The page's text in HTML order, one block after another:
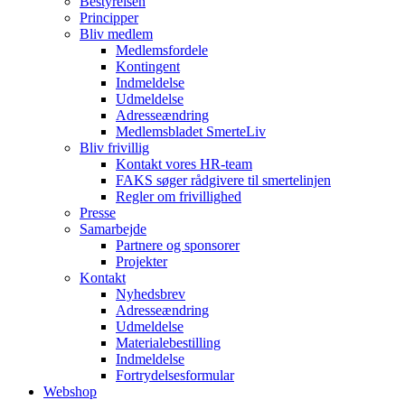
Principper
Bliv medlem
Medlemsfordele
Kontingent
Indmeldelse
Udmeldelse
Adresseændring
Medlemsbladet SmerteLiv
Bliv frivillig
Kontakt vores HR-team
FAKS søger rådgivere til smertelinjen
Regler om frivillighed
Presse
Samarbejde
Partnere og sponsorer
Projekter
Kontakt
Nyhedsbrev
Adresseændring
Udmeldelse
Materialebestilling
Indmeldelse
Fortrydelsesformular
Webshop